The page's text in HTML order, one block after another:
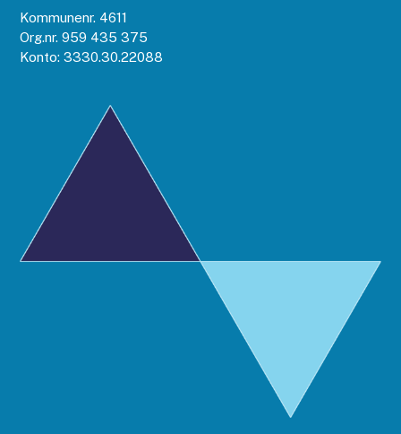
Kommunenr. 4611
Org.nr. 959 435 375
Konto: 3330.30.22088